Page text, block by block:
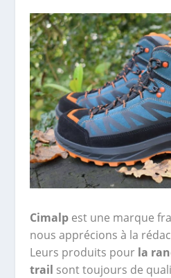
Cimalpest une marque
nous apprécions à la
Leurs produits pour la
trail sont toujours de